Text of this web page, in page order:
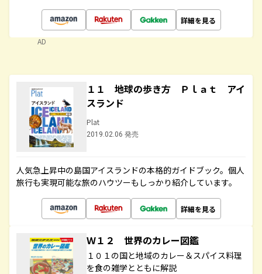
詳細を見る
AD
１１ 地球の歩き方 Ｐｌａｔ アイ
スランド
Plat
2019.02.06 発売
人気急上昇中の島国アイスランドの本格的ガイドブック。個人
旅行も実現可能な旅のハウツーもしっかり紹介しています。
詳細を見る
Ｗ１２ 世界のカレー図鑑
１０１の国と地域のカレー＆スパイス料理
を食の雑学とともに解説